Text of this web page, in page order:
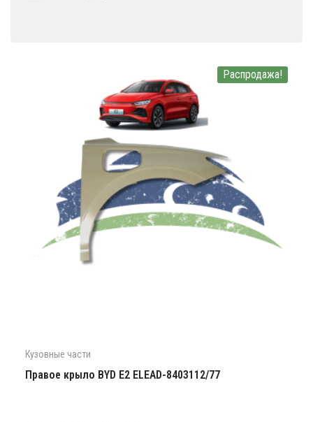
Распродажа!
Кузовные части
Правое крыло BYD E2 ELEAD-8403112/77